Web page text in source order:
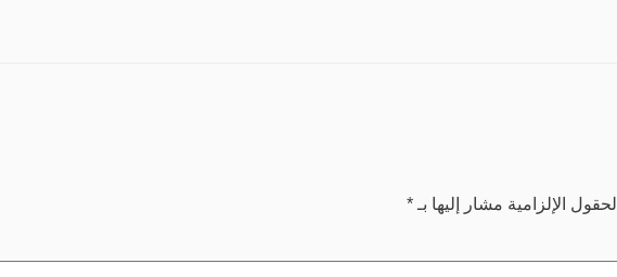
الحقول الإلزامية مشار إليها بـ *